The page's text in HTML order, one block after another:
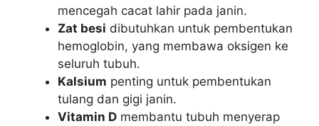
mencegah cacat lahir pada janin.
Zat besi dibutuhkan untuk pembentukan
hemoglobin, yang membawa oksigen ke
seluruh tubuh.
Kalsium penting untuk pembentukan
tulang dan gigi janin.
Vitamin D membantu tubuh menyerap